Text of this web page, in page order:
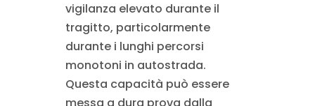
vigilanza elevato durante il
tragitto, particolarmente
durante i lunghi percorsi
monotoni in autostrada.
Questa capacità può essere